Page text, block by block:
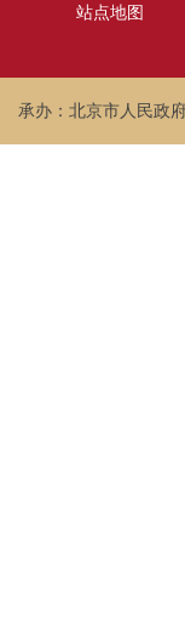
站点地图
承办：北京市人民政